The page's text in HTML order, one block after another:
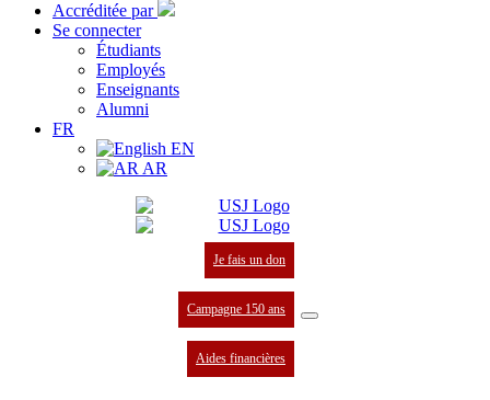
Accréditée par
Se connecter
Étudiants
Employés
Enseignants
Alumni
FR
EN
AR
Je fais un don
Campagne 150 ans
Aides financières